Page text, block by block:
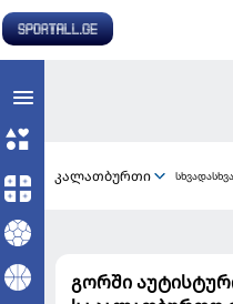
კალათბურთი სხვადასხვა
გორში